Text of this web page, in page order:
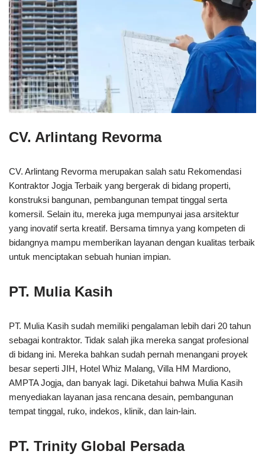
CV. Arlintang Revorma
CV. Arlintang Revorma merupakan salah satu Rekomendasi
Kontraktor Jogja Terbaik yang bergerak di bidang properti,
konstruksi bangunan, pembangunan tempat tinggal serta
komersil. Selain itu, mereka juga mempunyai jasa arsitektur
yang inovatif serta kreatif. Bersama timnya yang kompeten di
bidangnya mampu memberikan layanan dengan kualitas terbaik
untuk menciptakan sebuah hunian impian.
PT. Mulia Kasih
PT. Mulia Kasih sudah memiliki pengalaman lebih dari 20 tahun
sebagai kontraktor. Tidak salah jika mereka sangat profesional
di bidang ini. Mereka bahkan sudah pernah menangani proyek
besar seperti JIH, Hotel Whiz Malang, Villa HM Mardiono,
AMPTA Jogja, dan banyak lagi. Diketahui bahwa Mulia Kasih
menyediakan layanan jasa rencana desain, pembangunan
tempat tinggal, ruko, indekos, klinik, dan lain-lain.
PT. Trinity Global Persada